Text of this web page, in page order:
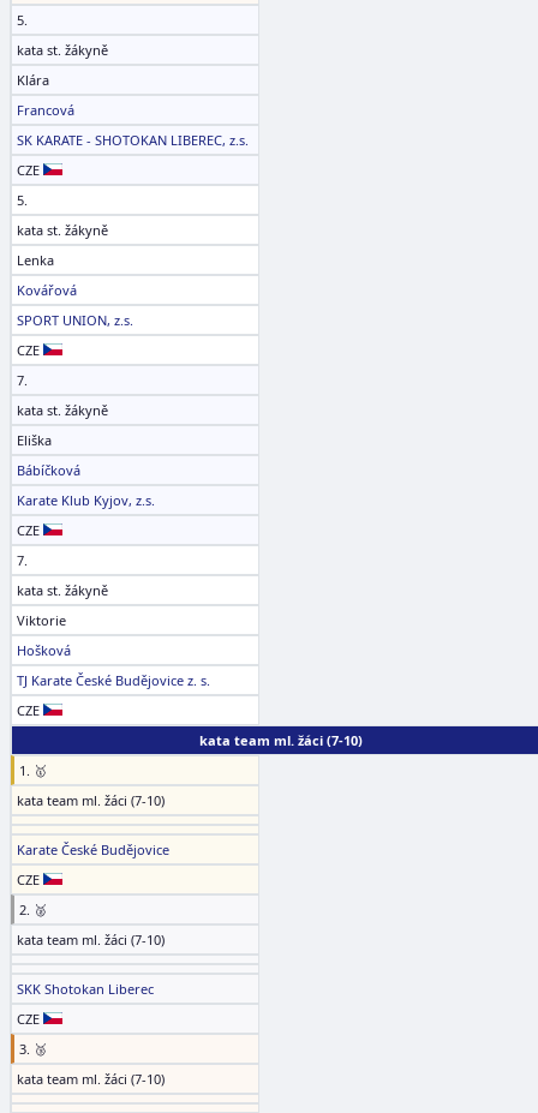
5.
kata st. žákyně
Klára
Francová
SK KARATE - SHOTOKAN LIBEREC, z.s.
CZE
5.
kata st. žákyně
Lenka
Kovářová
SPORT UNION, z.s.
CZE
7.
kata st. žákyně
Eliška
Bábíčková
Karate Klub Kyjov, z.s.
CZE
7.
kata st. žákyně
Viktorie
Hošková
TJ Karate České Budějovice z. s.
CZE
kata team ml. žáci (7-10)
1. 🥇
kata team ml. žáci (7-10)
Karate České Budějovice
CZE
2. 🥈
kata team ml. žáci (7-10)
SKK Shotokan Liberec
CZE
3. 🥉
kata team ml. žáci (7-10)